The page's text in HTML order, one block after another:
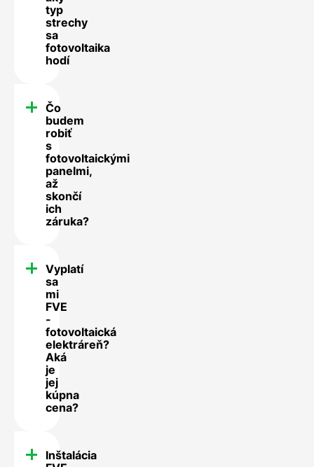
typ
strechy
sa
fotovoltaika
hodí
Čo
budem
robiť
s
fotovoltaickými
panelmi,
až
skončí
ich
záruka?
Vyplatí
sa
mi
FVE
-
fotovoltaická
elektráreň?
Aká
je
jej
kúpna
cena?
Inštalácia